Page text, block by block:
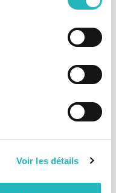
Voir les détails
ideia ou a procurar